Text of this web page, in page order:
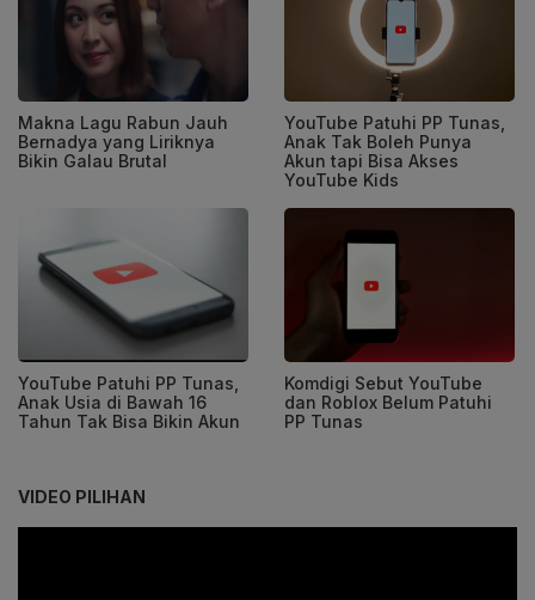
Makna Lagu Rabun Jauh
Bernadya yang Liriknya
Bikin Galau Brutal
YouTube Patuhi PP Tunas,
Anak Tak Boleh Punya
Akun tapi Bisa Akses
YouTube Kids
YouTube Patuhi PP Tunas,
Anak Usia di Bawah 16
Tahun Tak Bisa Bikin Akun
Komdigi Sebut YouTube
dan Roblox Belum Patuhi
PP Tunas
VIDEO PILIHAN